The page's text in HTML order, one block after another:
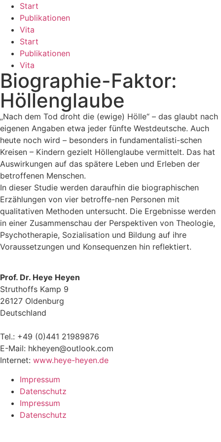
Zum
Inhalt
springen
Start
Publikationen
Vita
Start
Publikationen
Vita
Biographie-Faktor:
Höllenglaube
„Nach dem Tod droht die (ewige) Hölle“ – das glaubt nach
eigenen Angaben etwa jeder fünfte Westdeutsche. Auch
heute noch wird – besonders in fundamentalisti-schen
Kreisen – Kindern gezielt Höllenglaube vermittelt. Das hat
Auswirkungen auf das spätere Leben und Erleben der
betroffenen Menschen.
In dieser Studie werden daraufhin die biographischen
Erzählungen von vier betroffe-nen Personen mit
qualitativen Methoden untersucht. Die Ergebnisse werden
in einer Zusammenschau der Perspektiven von Theologie,
Psychotherapie, Sozialisation und Bildung auf ihre
Voraussetzungen und Konsequenzen hin reflektiert.
Prof. Dr. Heye Heyen
Struthoffs Kamp 9
26127 Oldenburg
Deutschland
Tel.: +49 (0)441 21989876
E-Mail: hkheyen@outlook.com
Internet: www.heye-heyen.de
Impressum
Datenschutz
Impressum
Datenschutz